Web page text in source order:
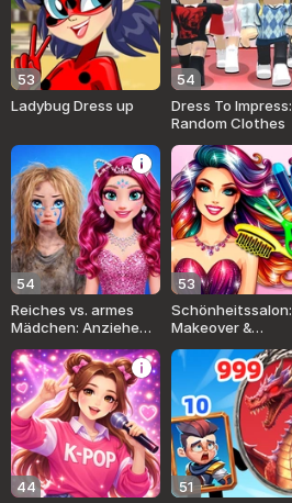
53
Ladybug Dress up
54
Dress To Impress:
Random Clothes
54
Reiches vs. armes
Mädchen: Anziehen
53
Schönheitssalon:
Makeover &
44
51